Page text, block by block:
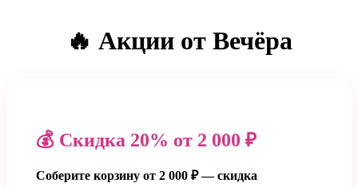
🔥 Акции от Вечёра
💰 Скидка 20% от 2 000 ₽
Соберите корзину от 2 000 ₽ — скидка